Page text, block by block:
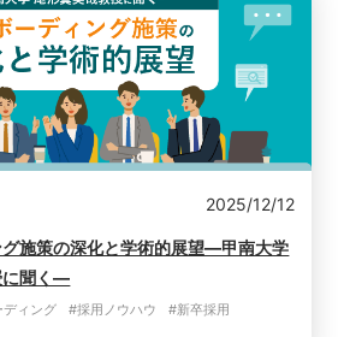
2025/12/12
施策の深化と学術的展望―甲南大学
に聞く―
ィング #採用ノウハウ
#新卒採用